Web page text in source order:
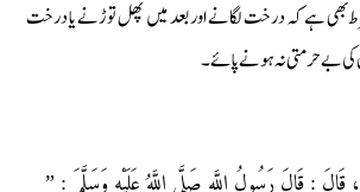
بھی ہے کہ درخت لگانے اور بعد میں پھل توڑنے یا درخت
بے حرمتی نہ ہونے پائے۔
قَالَ : قَالَ رَسُولُ اللَّهِ صَلَّى اللَّهُ عَلَيْهِ وَسَلَّمَ : ”